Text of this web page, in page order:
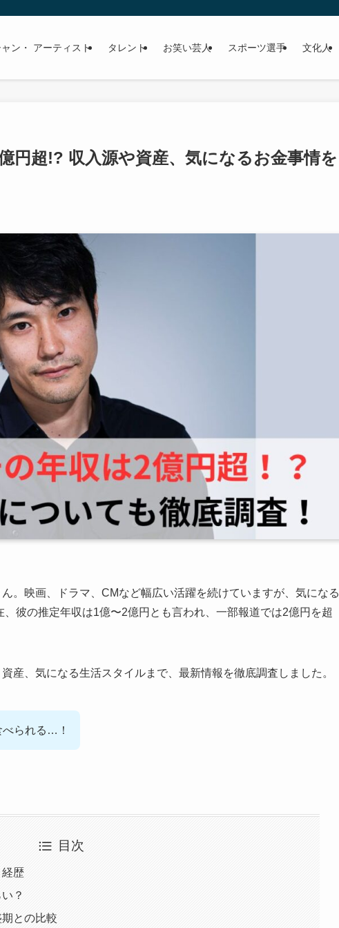
ャン・ アーティスト タレント お笑い芸人 スポーツ選手 文化人
円超!? 収入源や資産、気になるお金事情を
。映画、ドラマ、CMなど幅広い活躍を続けていますが、気になる
彼の推定年収は1億〜2億円とも言われ、一部報道では2億円を超
産、気になる生活スタイルまで、最新情報を徹底調査しました。
られる…！
目次
歴
？
との比較